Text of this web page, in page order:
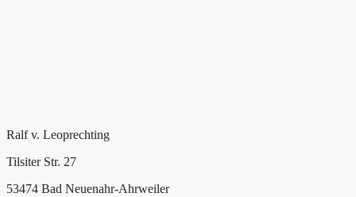
Ralf v. Leoprechting
Tilsiter Str. 27
53474 Bad Neuenahr-Ahrweiler